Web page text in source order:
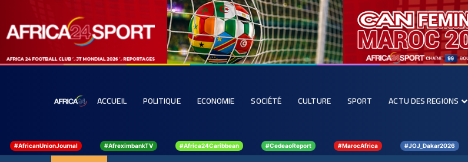
ACCUEIL POLITIQUE ECONOMIE SOCIÉTÉ CULTURE SPORT ACTU DES REGIONS
#AfricanUnionJournal #AfreximbankTV #Africa24Caribbean #CedeaoReport #MarocAfrica #JOJ_Dakar2026